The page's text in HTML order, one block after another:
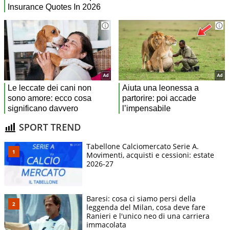
SPORT TREND
Tabellone Calciomercato Serie A.
Movimenti, acquisti e cessioni: estate
2026-27
Baresi: cosa ci siamo persi della
leggenda del Milan, cosa deve fare
Ranieri e l'unico neo di una carriera
immacolata